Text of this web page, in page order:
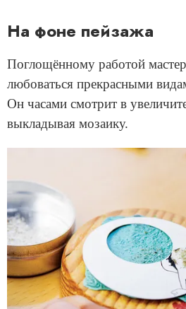
На фоне пейзажа
Поглощённому работой
любоваться прекрасными
Он часами смотрит в
выкладывая мозаику.